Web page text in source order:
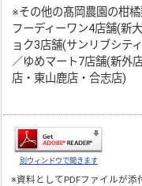
※その他の髙岡農園の柑
フーディーワン4店舗(新
ョク3店舗(サンリブシテ
／ゆめマート7店舗(新外
店・東山鹿店・合志店)
別ウィンドウで開きます
※資料としてPDFファイルが